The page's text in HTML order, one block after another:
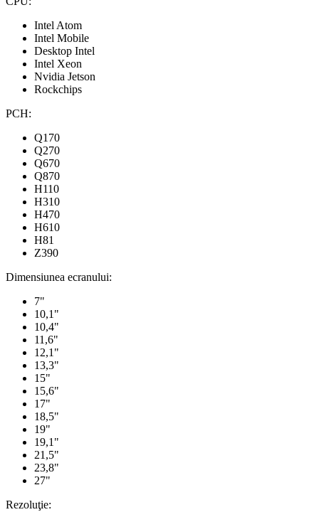
Intel Atom
Intel Mobile
Desktop Intel
Intel Xeon
Nvidia Jetson
Rockchips
PCH:
Q170
Q270
Q670
Q870
H110
H310
H470
H610
H81
Z390
Dimensiunea ecranului:
7"
10,1"
10,4"
11,6"
12,1"
13,3"
15"
15,6"
17"
18,5"
19"
19,1"
21,5"
23,8"
27"
Rezoluţie: